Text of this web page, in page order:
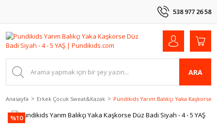
538 977 26 58
ARA
Anasayfa Erkek Çocuk Sweat&Kazak Pundikids Yarım Balıkçı Yaka Kaşkorse
%10